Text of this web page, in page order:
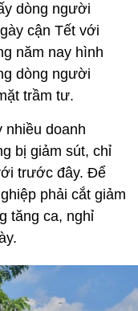
dòng người
cận Tết với
năm nay hình
dòng người
trầm tư.
nhiều doanh
bị giảm sút, chỉ
trước đây. Để
phải cắt giảm
tăng ca, nghỉ